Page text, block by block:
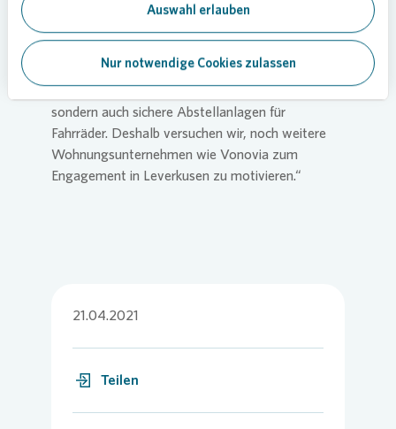
Auswahl erlauben
Nur notwendige Cookies zulassen
welchen Alters, für das Radfahren und damit für
geschaffen werden. Das ist nicht nur die
erforderliche, sichere Radweginfrastruktur,
sondern auch sichere Abstellanlagen für
Fahrräder. Deshalb versuchen wir, noch weitere
Wohnungsunternehmen wie Vonovia zum
Engagement in Leverkusen zu motivieren.“
21.04.2021
Teilen